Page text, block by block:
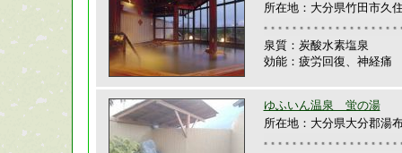
所在地：大分県竹田市久
泉質：炭酸水素塩泉
効能：疲労回復、神経痛
ゆふいん温泉 蛍の湯
所在地：大分県大分郡湯